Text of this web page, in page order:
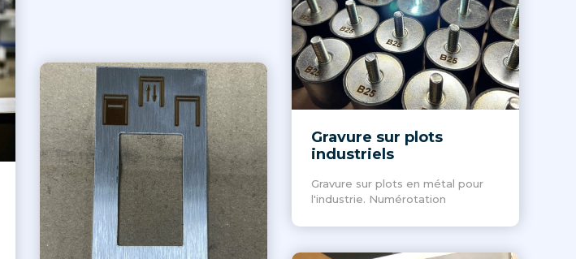
Gravure sur plots
industriels
Gravure sur plots en métal pour
l'industrie. Numérotation